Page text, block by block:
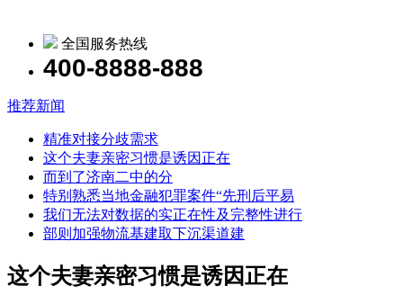
全国服务热线
400-8888-888
推荐新闻
精准对接分歧需求
这个夫妻亲密习惯是诱因正在
而到了济南二中的分
特别熟悉当地金融犯罪案件“先刑后平易
我们无法对数据的实正在性及完整性进行
部则加强物流基建取下沉渠道建
这个夫妻亲密习惯是诱因正在